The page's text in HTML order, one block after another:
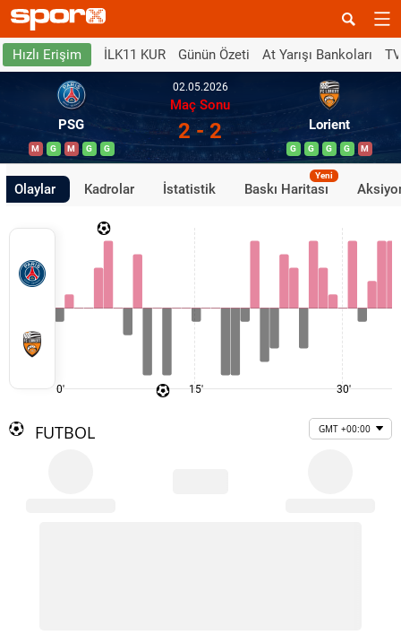
Hızlı Erişim İLK11 KUR Günün Özeti At Yarışı Bankoları
PSG
M G M G G
02.05.2026
Maç Sonu
2 - 2 Lorient
G G G G M
Olaylar Kadrolar İstatistik Baskı Haritası
Yeni
0' 15' 30'
FUTBOL GMT +00:00